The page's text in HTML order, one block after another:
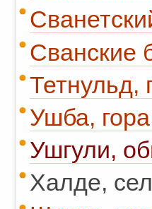
Сванские
Тетнульд,
Ушба,
Ушгули,
Халде,